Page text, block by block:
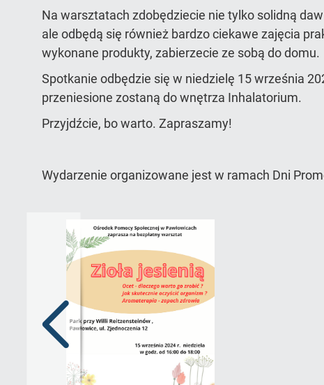
Na warsztatach zdobędziecie nie tylko solidną
ale odbędą się również bardzo ciekawe zajęcia
wykonane produkty, zabierzecie ze sobą do domu.
Spotkanie odbędzie się w niedzielę 15 września
przeniesione zostaną do wnętrza Inhalatorium.
Przyjdźcie, bo warto. Zapraszamy!
Wydarzenie organizowane jest w ramach Dni
Poprzedni
slajd